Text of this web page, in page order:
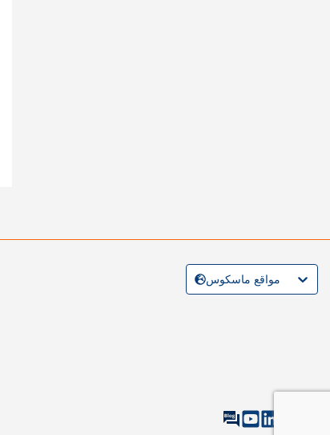
مواقع ماسكوس